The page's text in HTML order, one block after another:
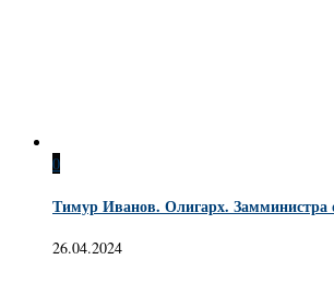
0
Тимур Иванов. Олигарх.
26.04.2024